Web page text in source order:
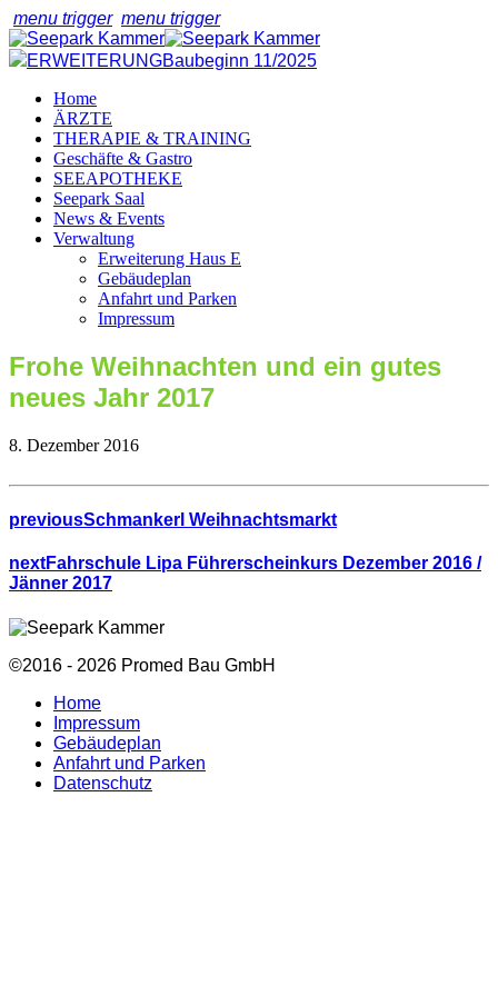
menu trigger menu trigger
ERWEITERUNGBaubeginn 11/2025
Home
ÄRZTE
THERAPIE & TRAINING
Geschäfte & Gastro
SEEAPOTHEKE
Seepark Saal
News & Events
Verwaltung
Erweiterung Haus E
Gebäudeplan
Anfahrt und Parken
Impressum
Frohe Weihnachten und ein gutes
neues Jahr 2017
8. Dezember 2016
previousSchmankerl Weihnachtsmarkt
nextFahrschule Lipa Führerscheinkurs Dezember 2016 /
Jänner 2017
©2016 - 2026 Promed Bau GmbH
Home
Impressum
Gebäudeplan
Anfahrt und Parken
Datenschutz